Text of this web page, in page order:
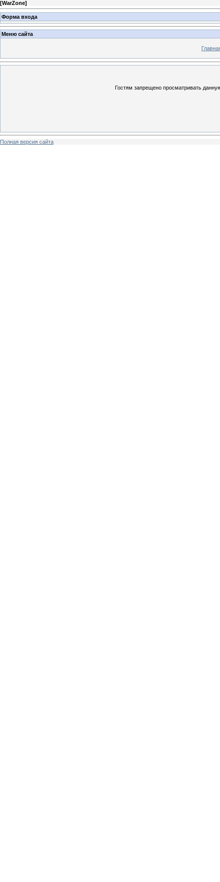
[WarZone]
Форма входа
Меню сайта
Гостям запрещено просматривать
Полная версия сайта